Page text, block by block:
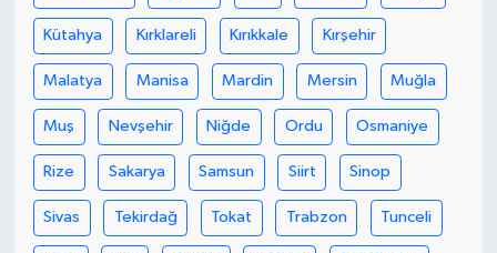
Kütahya Kırklareli Kırıkkale Kırşehir
Malatya Manisa Mardin Mersin Muğla
Muş Nevşehir Niğde Ordu Osmaniye
Rize Sakarya Samsun Siirt Sinop
Sivas Tekirdağ Tokat Trabzon Tunceli